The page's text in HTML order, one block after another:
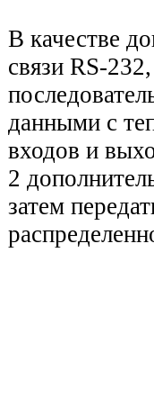
В качестве
связи RS-
данными с
входов и
2
затем